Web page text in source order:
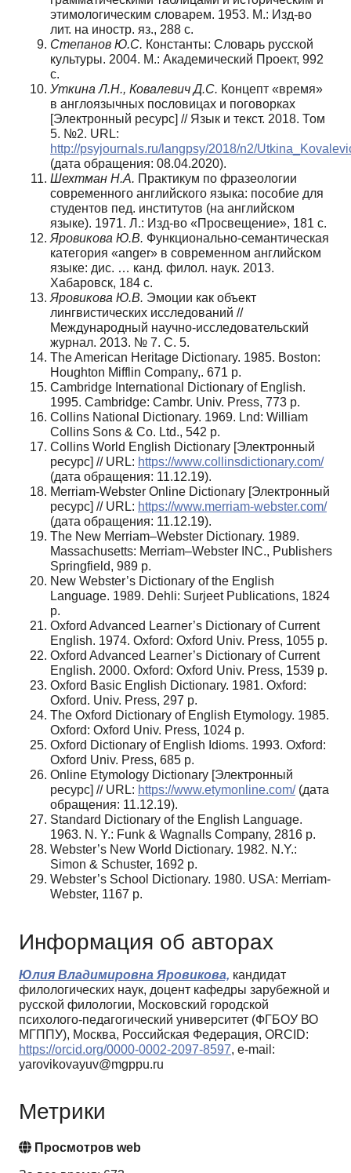
этимологическим словарем. 1953. М.: Изд-во
лит. на иностр. яз., 288 с.
Степанов Ю.С. Константы: Словарь русской
культуры. 2004. М.: Академический Проект, 992
с.
Уткина Л.Н., Ковалевич Д.С. Концепт «время»
в англоязычных пословицах и поговорках
[Электронный ресурс] // Язык и текст. 2018. Том
5. №2. URL:
http://psyjournals.ru/langpsy/2018/n2/
(дата обращения: 08.04.2020).
Шехтман Н.А. Практикум по фразеологии
современного английского языка: пособие для
студентов пед. институтов (на английском
языке). 1971. Л.: Изд-во «Просвещение», 181 с.
Яровикова Ю.В. Функционально-семантическая
категория «anger» в современном английском
языке: дис. … канд. филол. наук. 2013.
Хабаровск, 184 с.
Яровикова Ю.В. Эмоции как объект
лингвистических исследований //
Международный научно-исследовательский
журнал. 2013. № 7. С. 5.
The American Heritage Dictionary. 1985. Boston:
Houghton Mifflin Company,. 671 р.
Cambridge International Dictionary of English.
1995. Cambridge: Cambr. Univ. Press, 773 р.
Collins National Dictionary. 1969. Lnd: William
Collins Sons & Co. Ltd., 542 р.
Collins World English Dictionary [Электронный
ресурс] // URL: https://www.collinsdictionary.com/
(дата обращения: 11.12.19).
Merriam-Webster Online Dictionary [Электронный
ресурс] // URL: https://www.merriam-webster.com/
(дата обращения: 11.12.19).
The New Merriam–Webster Dictionary. 1989.
Massachusetts: Merriam–Webster INC., Publishers
Springfield, 989 р.
New Webster’s Dictionary of the English
Language. 1989. Dehli: Surjeet Publications, 1824
p.
Oxford Advanced Learner’s Dictionary of Current
English. 1974. Oxford: Oxford Univ. Press, 1055 р.
Oxford Advanced Learner’s Dictionary of Current
English. 2000. Oxford: Oxford Univ. Press, 1539 р.
Oxford Basic English Dictionary. 1981. Oxford:
Oxford. Univ. Press, 297 р.
The Oxford Dictionary of English Etymology. 1985.
Oxford: Oxford Univ. Press, 1024 р.
Oxford Dictionary of English Idioms. 1993. Oxford:
Oxford Univ. Press, 685 р.
Online Etymology Dictionary [Электронный
ресурс] // URL: https://www.etymonline.com/(дата
обращения: 11.12.19).
Standard Dictionary оf the English Language.
1963. N. Y.: Funk & Wagnalls Company, 2816 р.
Webster’s New World Dictionary. 1982. N.Y.:
Simon & Schuster, 1692 p.
Webster’s School Dictionary. 1980. USA: Merriam-
Webster, 1167 p.
Информация об авторах
Юлия Владимировна Яровикова, кандидат
филологических наук, доцент кафедры зарубежной и
русской филологии, Московский городской
психолого-педагогический университет (ФГБОУ ВО
МГППУ), Москва, Российская Федерация, ORCID:
https://orcid.org/0000-0002-2097-8597, e-mail:
yarovikovayuv@mgppu.ru
Метрики
Просмотров web